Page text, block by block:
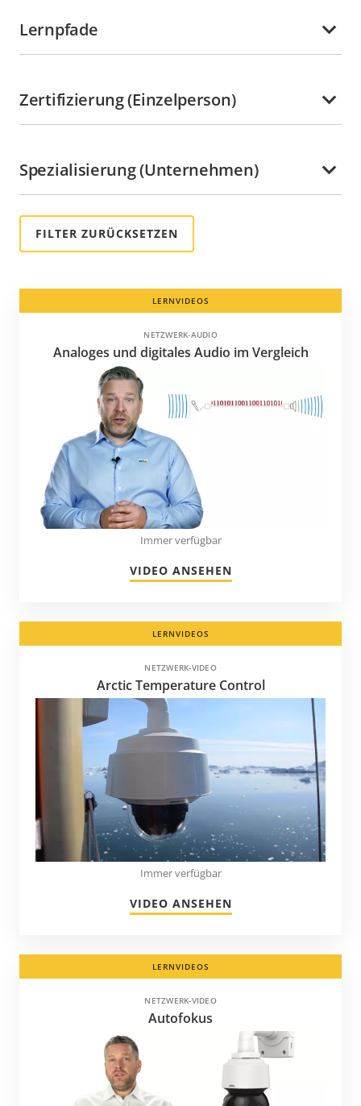
Honduras
Indien
Italien
Jamaika
Japan
Jungferninseln
Katar
Kolumbien
Korea
Kroatien
Kuwait
Lettland
Mazedonien
Moldawien
Montenegro
Namibia
Neuseeland
Nicaragua
Philippinen
Portugal
Lernpfade
Zertifizierung (Einzelperson)
Spezialisierung (Unternehmen)
LERNVIDEOS
NETZWERK-AUDIO
Analoges und digitales Audio im Vergleich
Immer verfügbar
VIDEO ANSEHEN
LERNVIDEOS
NETZWERK-VIDEO
Arctic Temperature Control
Immer verfügbar
VIDEO ANSEHEN
LERNVIDEOS
NETZWERK-VIDEO
Autofokus